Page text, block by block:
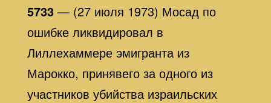
5733— (27 июля 1973) Мосад по
ошибке ликвидировал в
Лиллехаммере эмигранта из
Марокко, принявего за одного из
участников убийства израильских